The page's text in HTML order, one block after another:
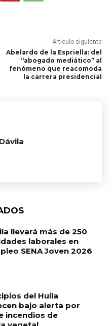
Artículo siguiente
Abelardo de la Espriella: del
“abogado mediático” al
fenómeno que reacomoda
la carrera presidencial
llevará más de 250
laborales en
SENA Joven 2026
del Huila
bajo alerta por
incendios de